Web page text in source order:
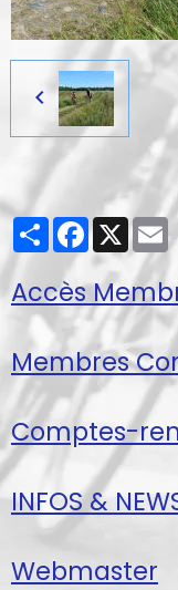
PartagerFacebook
X
Accès
Membres
Comptes-
INFOS &
Webmaster